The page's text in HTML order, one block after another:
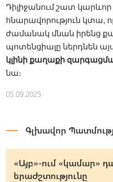
Դիլիջանում շատ կարևոր
հնարավորություն կտա,
ժամանակ մնան իրենց
պոտենցիալը ներդնեն
կլինի քաղաքի
նա։
05.09.2025
Գլխավոր
«Այբ»-ում «կամար»
երաժշտությունը